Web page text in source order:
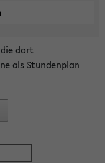
dort
als Stundenplan